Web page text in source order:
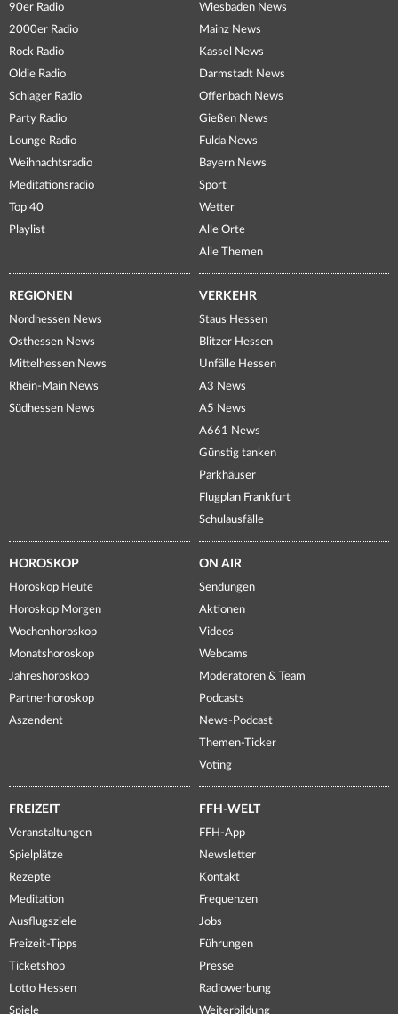
90er Radio
2000er Radio
Rock Radio
Oldie Radio
Schlager Radio
Party Radio
Lounge Radio
Weihnachtsradio
Meditationsradio
Top 40
Playlist
Wiesbaden News
Mainz News
Kassel News
Darmstadt News
Offenbach News
Gießen News
Fulda News
Bayern News
Sport
Wetter
Alle Orte
Alle Themen
REGIONEN
Nordhessen News
Osthessen News
Mittelhessen News
Rhein-Main News
Südhessen News
VERKEHR
Staus Hessen
Blitzer Hessen
Unfälle Hessen
A3 News
A5 News
A661 News
Günstig tanken
Parkhäuser
Flugplan Frankfurt
Schulausfälle
HOROSKOP
Horoskop Heute
Horoskop Morgen
Wochenhoroskop
Monatshoroskop
Jahreshoroskop
Partnerhoroskop
Aszendent
ON AIR
Sendungen
Aktionen
Videos
Webcams
Moderatoren & Team
Podcasts
News-Podcast
Themen-Ticker
Voting
FREIZEIT
Veranstaltungen
Spielplätze
Rezepte
Meditation
Ausflugsziele
Freizeit-Tipps
Ticketshop
Lotto Hessen
Spiele
FFH-WELT
FFH-App
Newsletter
Kontakt
Frequenzen
Jobs
Führungen
Presse
Radiowerbung
Weiterbildung